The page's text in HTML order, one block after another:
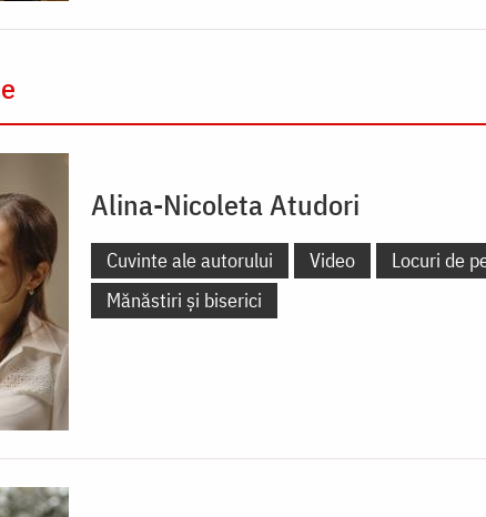
Alina-Nicoleta Atudori
Cuvinte ale autorului Video
Locuri de
Mănăstiri și biserici